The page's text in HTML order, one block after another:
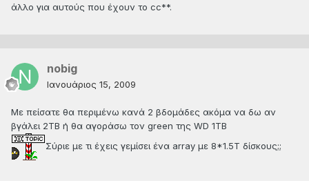
άλλο για αυτούς που έχουν το cc**.
nobig
Ιανουάριος 15, 2009
Με πείσατε θα περιμένω κανά 2 βδομάδες ακόμα να δω αν
βγάλει 2ΤΒ ή θα αγοράσω τον green της WD 1TB
Σύριε με τι έχεις γεμίσει ένα array με 8*1.5Τ δίσκους;;